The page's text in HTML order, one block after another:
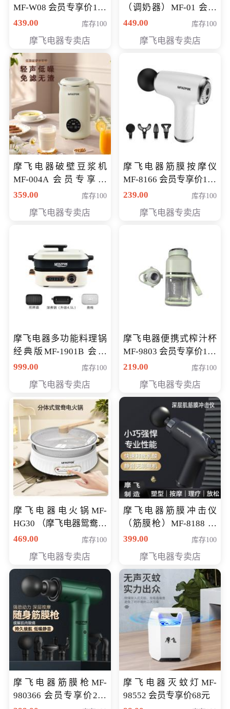
MF-W08 会员专享价198
元
439.00 库存100
摩飞电器专卖店
（调奶器）MF-01 会员
专享价366元
449.00 库存100
摩飞电器专卖店
摩飞电器破壁豆浆机
MF-004A 会员专享价
168元
359.00 库存100
摩飞电器专卖店
摩飞电器筋膜按摩仪
MF-8166 会员专享价168
元
239.00 库存100
摩飞电器专卖店
摩飞电器多功能料理锅
经典版MF-1901B 会员
专享价399元
999.00 库存100
摩飞电器专卖店
摩飞电器便携式榨汁杯
MF-9803 会员专享价138
元
219.00 库存100
摩飞电器专卖店
摩飞电器电火锅MF-
HG30 （摩飞电器鸳鸯锅
MF-HG30 ） 会员专享价
469.00 库存100
摩飞电器专卖店
摩飞电器筋膜冲击仪
（筋膜枪）MF-8188 会
员专享价268元
399.00 库存100
摩飞电器专卖店
摩飞电器筋膜枪MF-
980366 会员专享价299
摩飞电器灭蚊灯MF-
98552 会员专享价68元